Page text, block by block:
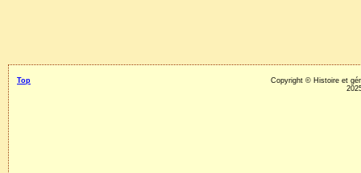
Top
Copyright © Histoire et